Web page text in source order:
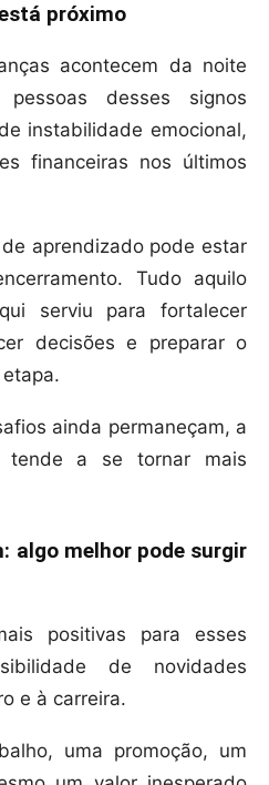
próximo
acontecem da noite
desses signos
instabilidade emocional,
financeiras nos últimos
aprendizado pode estar
Tudo aquilo
serviu para fortalecer
decisões e preparar o
ainda permaneçam, a
tende a se tornar mais
algo melhor pode surgir
positivas para esses
de novidades
e à carreira.
uma promoção, um